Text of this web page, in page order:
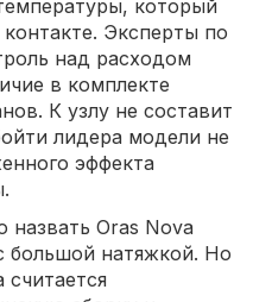
который
Эксперты по
над расходом
в комплекте
К узлу не составит
лидера модели не
эффекта
назвать Oras Nova
большой натяжкой. Но